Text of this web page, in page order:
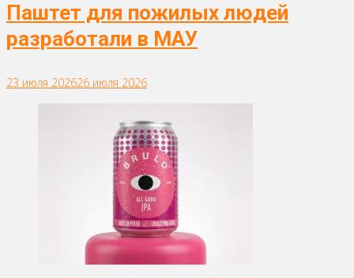
Паштет для пожилых людей
разработали в МАУ
23 июля 202626 июля 2026